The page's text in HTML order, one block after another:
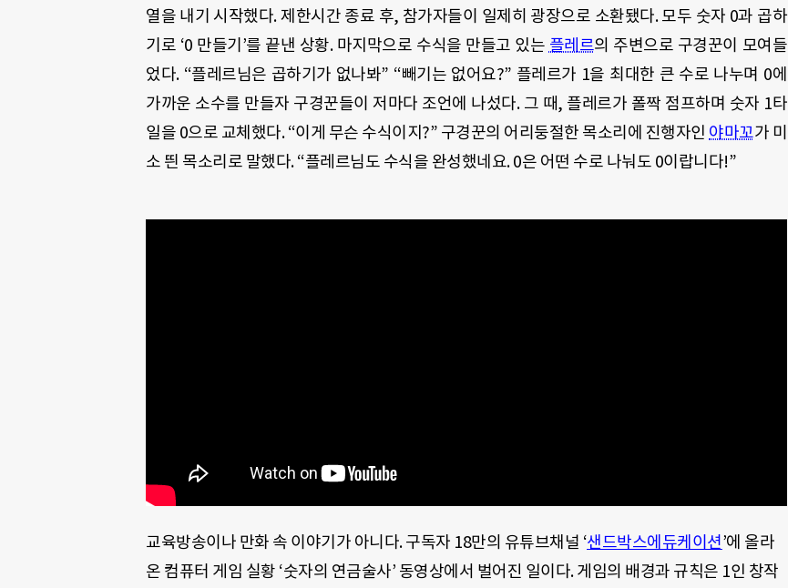
열을 내기 시작했다. 제한시간 종료 후, 참가자들이 일제히 광장으로 소환됐다. 모두 숫자 0과 곱하
기로 ‘0 만들기’를 끝낸 상황. 마지막으로 수식을 만들고 있는 플레르의 주변으로 구경꾼이 모여들
었다. “플레르님은 곱하기가 없나봐” “빼기는 없어요?” 플레르가 1을 최대한 큰 수로 나누며 0에
가까운 소수를 만들자 구경꾼들이 저마다 조언에 나섰다. 그 때, 플레르가 폴짝 점프하며 숫자 1타
일을 0으로 교체했다. “이게 무슨 수식이지?” 구경꾼의 어리둥절한 목소리에 진행자인 야마꼬가 미
소 띈 목소리로 말했다. “플레르님도 수식을 완성했네요. 0은 어떤 수로 나눠도 0이랍니다!”
교육방송이나 만화 속 이야기가 아니다. 구독자 18만의 유튜브채널 ‘샌드박스에듀케이션’에 올라
온 컴퓨터 게임 실황 ‘숫자의 연금술사’ 동영상에서 벌어진 일이다. 게임의 배경과 규칙은 1인 창작